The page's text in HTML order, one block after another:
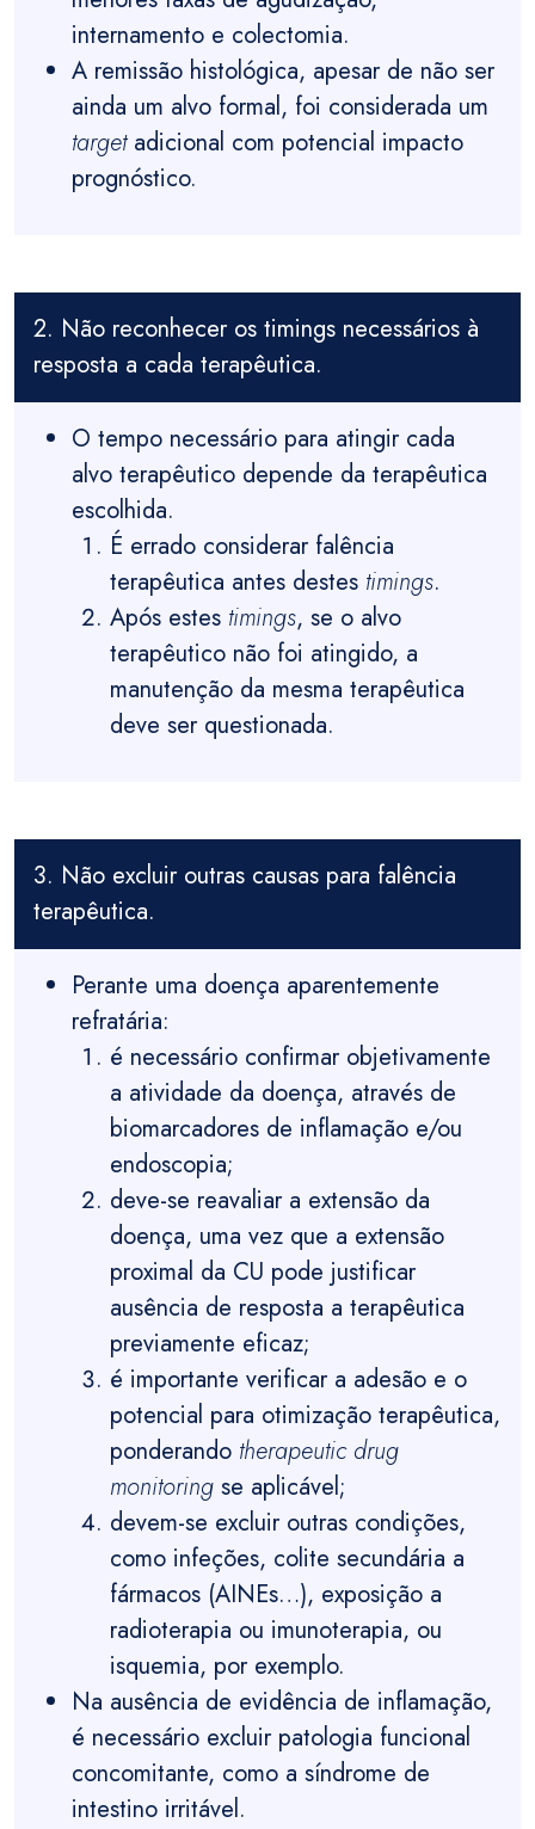
internamento e colectomia.
A remissão histológica, apesar de não ser
ainda um alvo formal, foi considerada um
targetadicional com potencial impacto
prognóstico.
2. Não reconhecer os timings necessários à
resposta a cada terapêutica.
O tempo necessário para atingir cada
alvo terapêutico depende da terapêutica
escolhida.
É errado considerar falência
terapêutica antes destes timings.
Após estes timings, se o alvo
terapêutico não foi atingido, a
manutenção da mesma terapêutica
deve ser questionada.
3. Não excluir outras causas para falência
terapêutica.
Perante uma doença aparentemente
refratária:
é necessário confirmar objetivamente
a atividade da doença, através de
biomarcadores de inflamação e/ou
endoscopia;
deve-se reavaliar a extensão da
doença, uma vez que a extensão
proximal da CU pode justificar
ausência de resposta a terapêutica
previamente eficaz;
é importante verificar a adesão e o
potencial para otimização terapêutica,
ponderando therapeutic drug
monitoring se aplicável;
devem-se excluir outras condições,
como infeções, colite secundária a
fármacos (AINEs…), exposição a
radioterapia ou imunoterapia, ou
isquemia, por exemplo.
Na ausência de evidência de inflamação,
é necessário excluir patologia funcional
concomitante, como a síndrome de
intestino irritável.